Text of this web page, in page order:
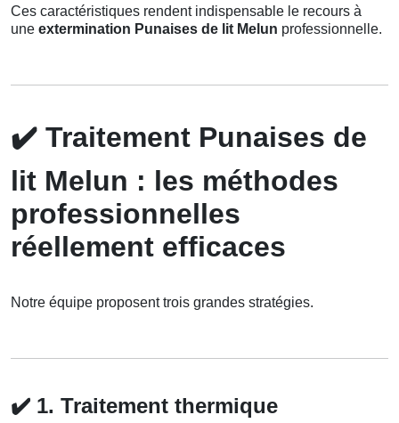
Ces caractéristiques rendent indispensable le recours à
une extermination Punaises de lit Melun professionnelle.
✔️ Traitement Punaises de
lit Melun : les méthodes
professionnelles
réellement efficaces
Notre équipe proposent trois grandes stratégies.
✔️ 1. Traitement thermique